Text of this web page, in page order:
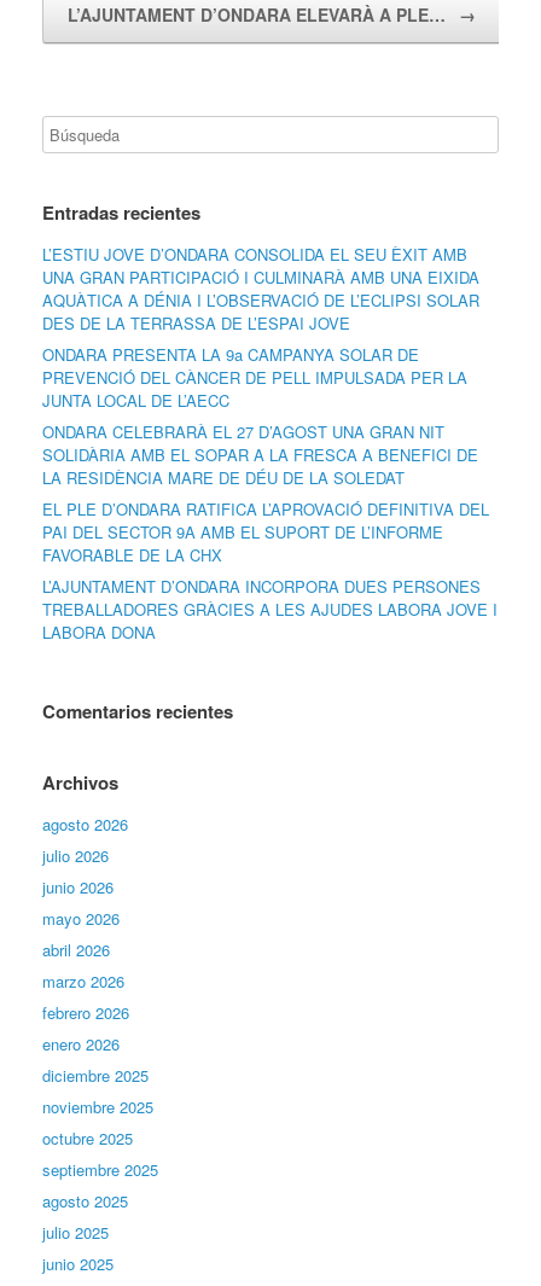
L’AJUNTAMENT D’ONDARA ELEVARÀ A PLE… →
Entradas recientes
L’ESTIU JOVE D’ONDARA CONSOLIDA EL SEU ÈXIT AMB
UNA GRAN PARTICIPACIÓ I CULMINARÀ AMB UNA EIXIDA
AQUÀTICA A DÉNIA I L’OBSERVACIÓ DE L’ECLIPSI SOLAR
DES DE LA TERRASSA DE L’ESPAI JOVE
ONDARA PRESENTA LA 9a CAMPANYA SOLAR DE
PREVENCIÓ DEL CÀNCER DE PELL IMPULSADA PER LA
JUNTA LOCAL DE L’AECC
ONDARA CELEBRARÀ EL 27 D’AGOST UNA GRAN NIT
SOLIDÀRIA AMB EL SOPAR A LA FRESCA A BENEFICI DE
LA RESIDÈNCIA MARE DE DÉU DE LA SOLEDAT
EL PLE D’ONDARA RATIFICA L’APROVACIÓ DEFINITIVA DEL
PAI DEL SECTOR 9A AMB EL SUPORT DE L’INFORME
FAVORABLE DE LA CHX
L’AJUNTAMENT D’ONDARA INCORPORA DUES PERSONES
TREBALLADORES GRÀCIES A LES AJUDES LABORA JOVE I
LABORA DONA
Comentarios recientes
Archivos
agosto 2026
julio 2026
junio 2026
mayo 2026
abril 2026
marzo 2026
febrero 2026
enero 2026
diciembre 2025
noviembre 2025
octubre 2025
septiembre 2025
agosto 2025
julio 2025
junio 2025